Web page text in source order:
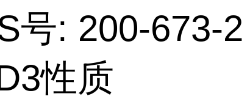
号: 200-673-2
性质